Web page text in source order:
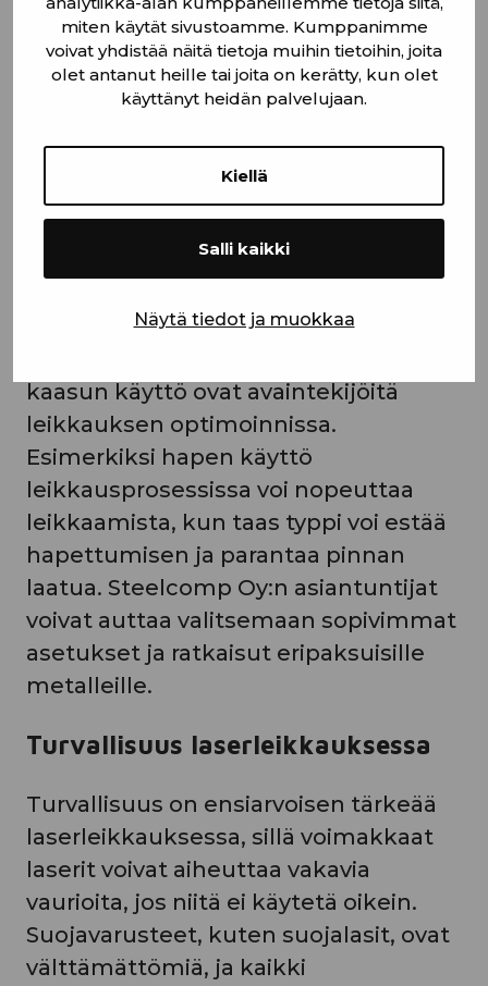
miten käytät sivustoamme. Kumppanimme
voivat yhdistää näitä tietoja muihin tietoihin, joita
olet antanut heille tai joita on kerätty, kun olet
käyttänyt heidän palvelujaan.
Kiellä
Salli kaikki
Näytä tiedot ja muokkaa
tehokas ja lopputulos laadukas.
Paksumpien metallien leikkaaminen
vaatii yleensä voimakkaampaa laseria
ja hitaampaa leikkausnopeutta, jotta
Ohuempien metallien kohdalla
voidaan käyttää nopeampaa
leikkausnopeutta ja matalampaa
kaasun käyttö ovat avaintekijöitä
leikkauksen optimoinnissa.
Esimerkiksi hapen käyttö
leikkausprosessissa voi nopeuttaa
leikkaamista, kun taas typpi voi estää
hapettumisen ja parantaa pinnan
laatua. Steelcomp Oy:n asiantuntijat
voivat auttaa valitsemaan sopivimmat
asetukset ja ratkaisut eripaksuisille
metalleille.
Turvallisuus laserleikkauksessa
Turvallisuus on ensiarvoisen tärkeää
laserleikkauksessa, sillä voimakkaat
laserit voivat aiheuttaa vakavia
vaurioita, jos niitä ei käytetä oikein.
Suojavarusteet, kuten suojalasit, ovat
välttämättömiä, ja kaikki